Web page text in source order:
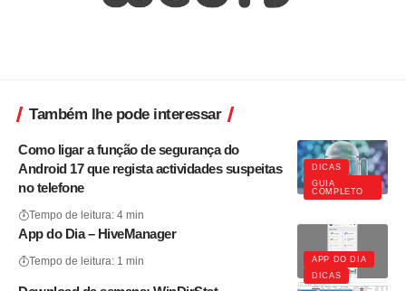
Também lhe pode interessar
DICAS
GUIA
COMPLETO
Como ligar a função de segurança do
Android 17 que regista actividades suspeitas
no telefone
Tempo de leitura: 4 min
APP DO DIA
DICAS
App do Dia – HiveManager
Tempo de leitura: 1 min